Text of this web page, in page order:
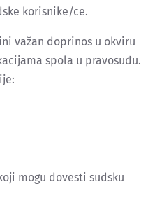
korisnike/ce.
važan doprinos u okviru
spola u pravosuđu.
mogu dovesti sudsku